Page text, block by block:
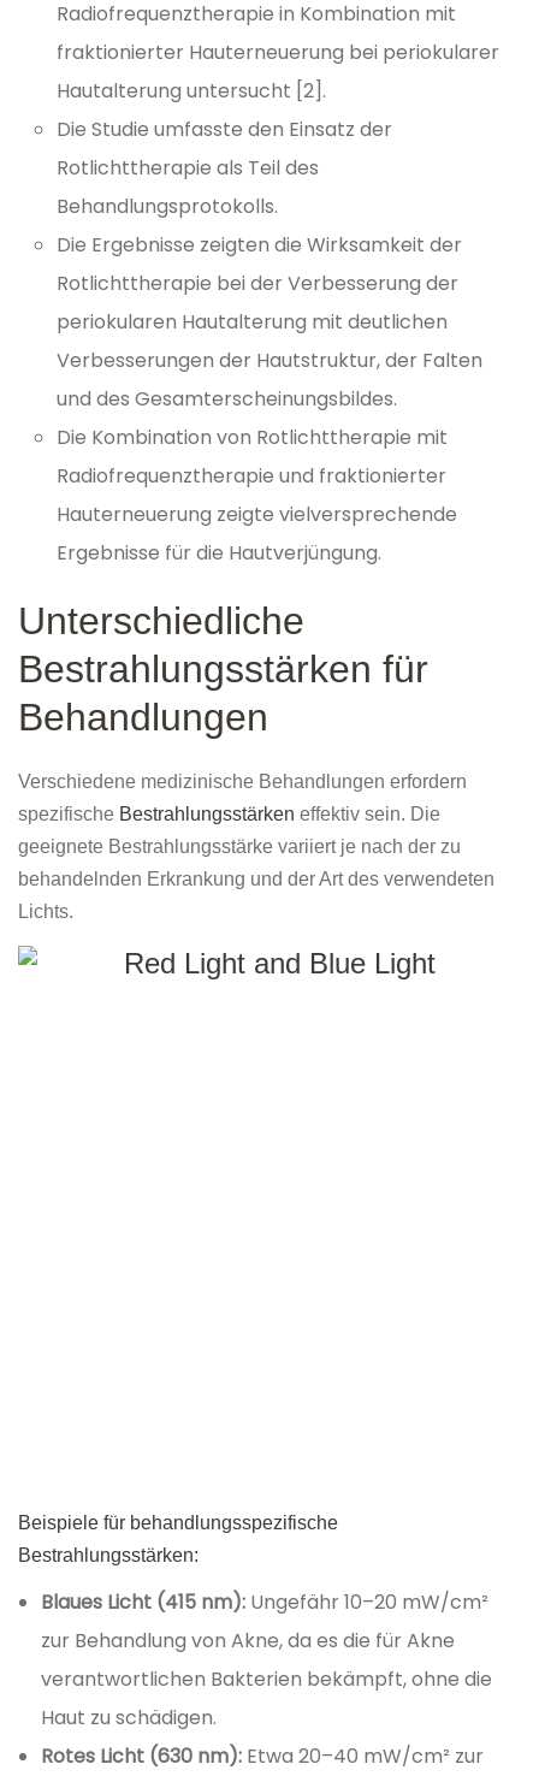
Radiofrequenztherapie in Kombination mit
fraktionierter Hauterneuerung bei periokularer
Hautalterung untersucht [2].
Die Studie umfasste den Einsatz der
Rotlichttherapie als Teil des
Behandlungsprotokolls.
Die Ergebnisse zeigten die Wirksamkeit der
Rotlichttherapie bei der Verbesserung der
periokularen Hautalterung mit deutlichen
Verbesserungen der Hautstruktur, der Falten
und des Gesamterscheinungsbildes.
Die Kombination von Rotlichttherapie mit
Radiofrequenztherapie und fraktionierter
Hauterneuerung zeigte vielversprechende
Ergebnisse für die Hautverjüngung.
Unterschiedliche
Bestrahlungsstärken für
Behandlungen
Verschiedene medizinische Behandlungen erfordern
spezifische Bestrahlungsstärken effektiv sein. Die
geeignete Bestrahlungsstärke variiert je nach der zu
behandelnden Erkrankung und der Art des verwendeten
Lichts.
Beispiele für behandlungsspezifische
Bestrahlungsstärken:
Blaues Licht (415 nm): Ungefähr 10–20 mW/cm²
zur Behandlung von Akne, da es die für Akne
verantwortlichen Bakterien bekämpft, ohne die
Haut zu schädigen.
Rotes Licht (630 nm): Etwa 20–40 mW/cm² zur